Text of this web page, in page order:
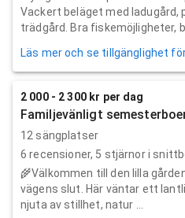
Vackert beläget med ladugård,
trädgård. Bra fiskemöjligheter,
Läs mer och se tillgänglighet
2 000 - 2 300 kr per dag
Familjevänligt
12 sängplatser
6 recensioner, 5 stjärnor i
🌾Välkommen till den lilla
vägens slut. Här väntar ett
njuta av stillhet, natur ...